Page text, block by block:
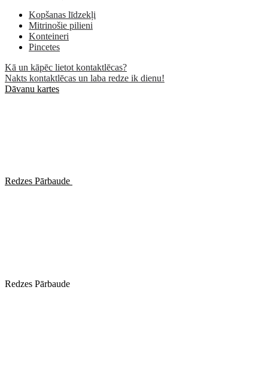
Kopšanas līdzekļi
Mitrinošie pilieni
Konteineri
Pincetes
Kā un kāpēc lietot kontaktlēcas?
Nakts kontaktlēcas un laba redze ik dienu!
Dāvanu kartes
Redzes Pārbaude
Redzes Pārbaude